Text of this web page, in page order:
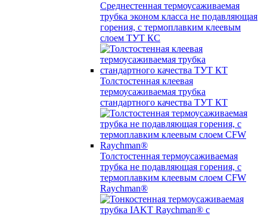
Среднестенная термоусаживаемая
трубка эконом класса не подавляющая
горения, с термоплавким клеевым
слоем ТУТ КС
Толстостенная клеевая
термоусаживаемая трубка
стандартного качества ТУТ КТ
Толстостенная термоусаживаемая
трубка не подавляющая горения, с
термоплавким клеевым слоем CFW
Raychman®